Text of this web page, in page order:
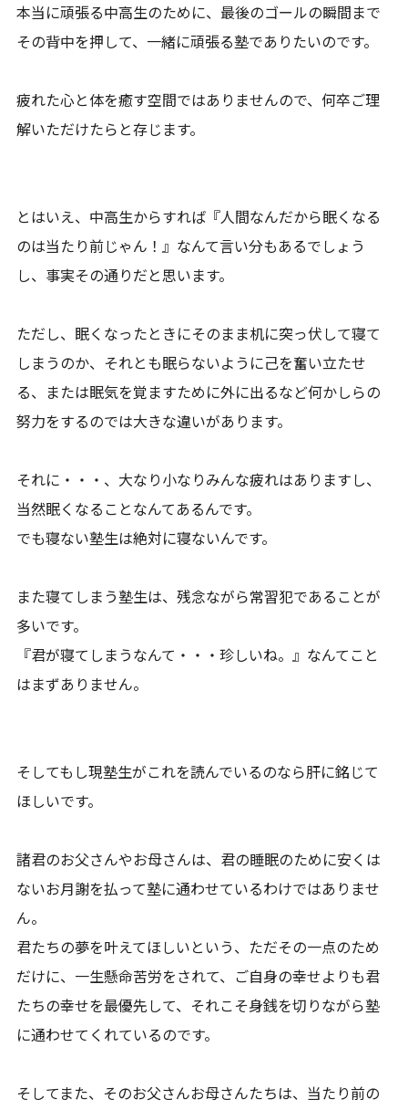
本当に頑張る中高生のために、最後のゴールの瞬間まで
その背中を押して、一緒に頑張る塾でありたいのです。
疲れた心と体を癒す空間ではありませんので、何卒ご理
解いただけたらと存じます。
とはいえ、中高生からすれば『人間なんだから眠くなる
のは当たり前じゃん！』なんて言い分もあるでしょう
し、事実その通りだと思います。
ただし、眠くなったときにそのまま机に突っ伏して寝て
しまうのか、それとも眠らないように己を奮い立たせ
る、または眠気を覚ますために外に出るなど何かしらの
努力をするのでは大きな違いがあります。
それに・・・、大なり小なりみんな疲れはありますし、
当然眠くなることなんてあるんです。
でも寝ない塾生は絶対に寝ないんです。
また寝てしまう塾生は、残念ながら常習犯であることが
多いです。
『君が寝てしまうなんて・・・珍しいね。』なんてこと
はまずありません。
そしてもし現塾生がこれを読んでいるのなら肝に銘じて
ほしいです。
諸君のお父さんやお母さんは、君の睡眠のために安くは
ないお月謝を払って塾に通わせているわけではありませ
ん。
君たちの夢を叶えてほしいという、ただその一点のため
だけに、一生懸命苦労をされて、ご自身の幸せよりも君
たちの幸せを最優先して、それこそ身銭を切りながら塾
に通わせてくれているのです。
そしてまた、そのお父さんお母さんたちは、当たり前の